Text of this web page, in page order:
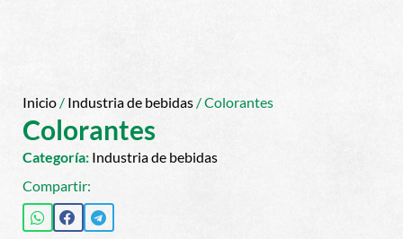
Inicio / Industria de bebidas/ Colorantes
Colorantes
Categoría: Industria de bebidas
Compartir: